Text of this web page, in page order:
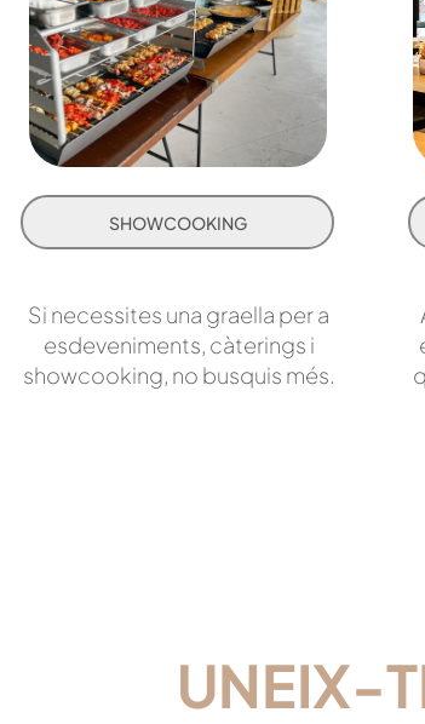
SHOWCOOKING
Si necessites una graella per a
esdeveniments, càterings i
showcooking, no busquis més.
UNEIX-